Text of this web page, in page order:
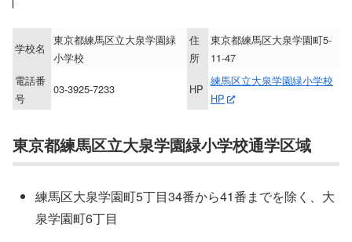
学校名
東京都練馬区立大泉学園緑
小学校
住
所
東京都練馬区大泉学園町5-
11-47
電話番
号
03-3925-7233 HP
練馬区立大泉学園緑小学校
HP
東京都練馬区立大泉学園緑小学校通学区域
練馬区大泉学園町5丁目34番から41番までを除く、大
泉学園町6丁目